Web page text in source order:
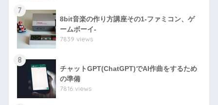
7
8bit音楽の作り方講座その1-ファミコン、ゲ
ームボーイ-
7839 views
8
チャットGPT(ChatGPT)でAI作曲をするため
の準備
7816 views